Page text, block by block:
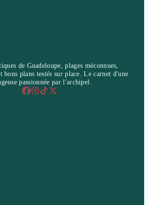
de Guadeloupe, plages méconnues,
bons plans testés sur place. Le carnet d'une
passionnée par l'archipel.